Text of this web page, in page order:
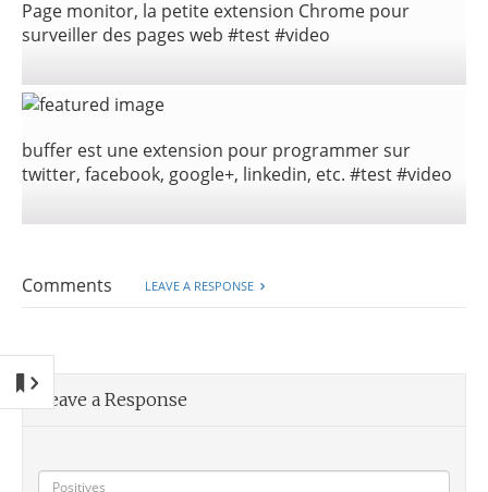
Page monitor, la petite extension Chrome pour
surveiller des pages web #test #video
buffer est une extension pour programmer sur
twitter, facebook, google+, linkedin, etc. #test #video
Comments LEAVE A RESPONSE
Leave a Response